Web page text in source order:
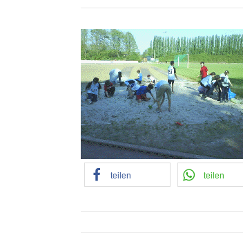
teilen teilen